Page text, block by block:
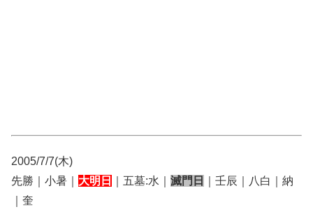
2005/7/7(木)
先勝｜小暑｜ 大明日 ｜五墓:水｜ 滅門日
｜壬辰｜八白｜納
｜奎